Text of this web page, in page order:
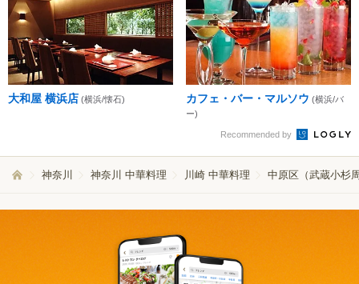
大和屋 横浜店 (横浜/懐石) カフェ・バー・マルソウ (横浜/バ
ー)
Recommended by
神奈川 神奈川 中華料理 川崎 中華料理 中原区（武蔵小杉